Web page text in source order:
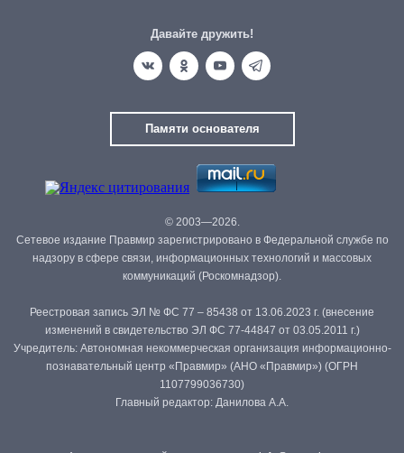
Давайте дружить!
Памяти основателя
© 2003—2026.
Сетевое издание Правмир зарегистрировано в Федеральной службе по
надзору в сфере связи, информационных технологий и массовых
коммуникаций (Роскомнадзор).
Реестровая запись ЭЛ № ФС 77 – 85438 от 13.06.2023 г. (внесение
изменений в свидетельство ЭЛ ФС 77-44847 от 03.05.2011 г.)
Учредитель: Автономная некоммерческая организация информационно-
познавательный центр «Правмир» (АНО «Правмир») (ОГРН
1107799036730)
Главный редактор: Данилова А.А.